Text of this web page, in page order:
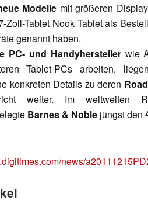
Modelle mit größeren
Zoll-Tablet Nook Tablet als
genannt haben.
PC- und Handyherstellerwie
Tablet-PCs arbeiten,
konkreten Details zu deren
weiter. Im weltweiten
Barnes & Noble jüngst den
news/